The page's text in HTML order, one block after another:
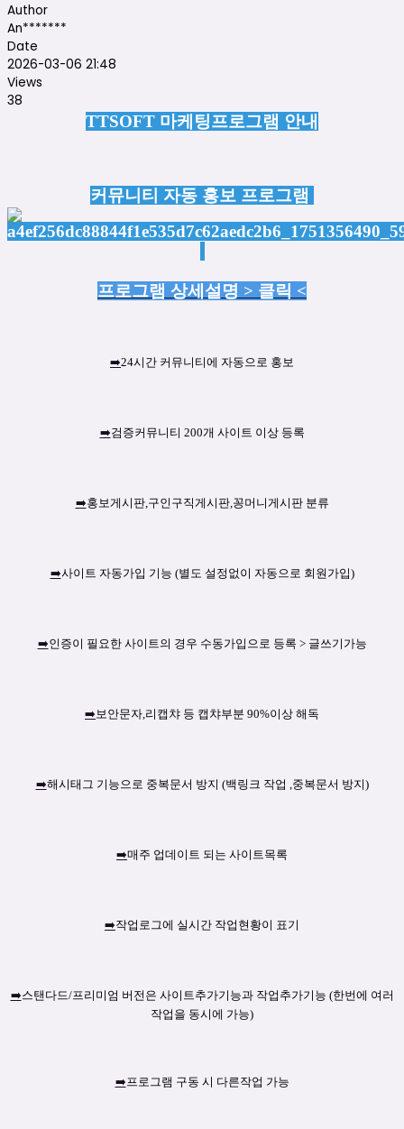
Author
An*******
Date
2026-03-06 21:48
Views
38
TTSOFT 마케팅프로그램 안내
커뮤니티 자동 홍보 프로그램
프로그램 상세설명 > 클릭 <
➡️24시간 커뮤니티에 자동으로 홍보
➡️검증커뮤니티 200개 사이트 이상 등록
➡️홍보게시판,구인구직게시판,꽁머니게시판 분류
➡️사이트 자동가입 기능 (별도 설정없이 자동으로 회원가입)
➡️인증이 필요한 사이트의 경우 수동가입으로 등록 > 글쓰기가능
➡️ 보안문자,리캡챠 등 캡챠부분 90%이상 해독
➡️해시태그 기능으로 중복문서 방지 (백링크 작업 ,중복문서 방지)
➡️매주 업데이트 되는 사이트목록
➡️작업로그에 실시간 작업현황이 표기
➡️스탠다드/프리미엄 버전은 사이트추가기능과 작업추가기능 (한번에 여러
작업을 동시에 가능)
➡️프로그램 구동 시 다른작업 가능